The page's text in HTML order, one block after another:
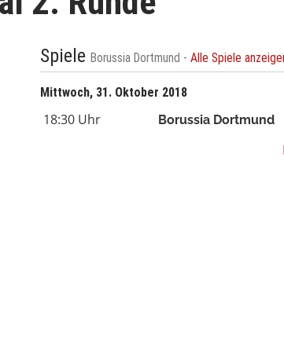
Spiele Borussia Dortmund - Alle Spiele
Mittwoch, 31. Oktober 2018
18:30 Uhr Borussia Dortmund